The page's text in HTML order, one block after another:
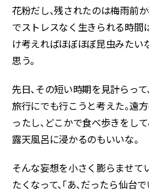
花粉だし、残されたのは梅雨前
でストレスなく生きられる時間
け考えればほぼほぼ昆虫みたい
思う。
先日、その短い時期を見計らっ
旅行にでも行こうと考えた。遠
ったし、どこかで食べ歩きをし
露天風呂に浸かるのもいいな。
そんな妄想を小さく膨らませて
たくなって、「あ、だったら仙台